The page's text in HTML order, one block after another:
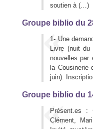
soutien à (…)
Groupe biblio du
1- Une
Livre (nuit du
nouvelles par
la Cousinerie
juin).
Groupe biblio du
Présent.es :
Clément,